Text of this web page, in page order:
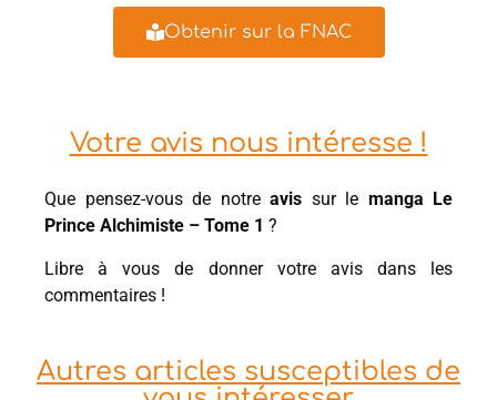
Obtenir sur la FNAC
Votre avis nous intéresse !
Que pensez-vous de notre avis sur le manga Le
Prince Alchimiste – Tome 1 ?
Libre à vous de donner votre avis dans les
commentaires !
Autres articles susceptibles de